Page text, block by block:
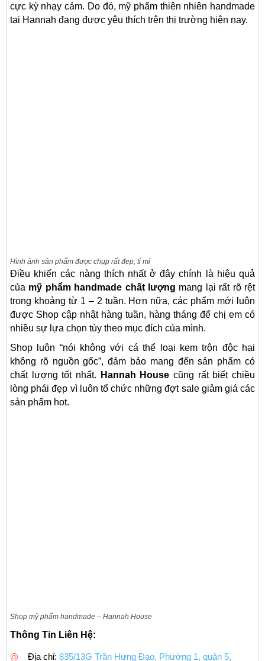
cực kỳ nhạy cảm. Do đó, mỹ phẩm thiên nhiên handmade
tại Hannah đang được yêu thích trên thị trường hiện nay.
Hình ảnh sản phẩm được chụp rất đẹp, tỉ mỉ
Điều khiến các nàng thích nhất ở đây chính là hiệu quả
của mỹ phẩm handmade chất lượng mang lại rất rõ rệt
trong khoảng từ 1 – 2 tuần. Hơn nữa, các phẩm mới luôn
được Shop cập nhật hàng tuần, hàng tháng để chị em có
nhiều sự lựa chọn tùy theo mục đích của mình.
Shop luôn “nói không với cá thể loại kem trộn độc hại
không rõ nguồn gốc”, đảm bảo mang đến sản phẩm có
chất lượng tốt nhất.
Hannah House cũng rất biết chiều
lòng phái đẹp vì luôn tổ chức những đợt sale giảm giá các
sản phẩm hot.
Shop mỹ phẩm handmade – Hannah House
Thông Tin Liên Hệ:
Địa chỉ: 835/13G Trần Hưng Đạo, Phường 1, quận 5,